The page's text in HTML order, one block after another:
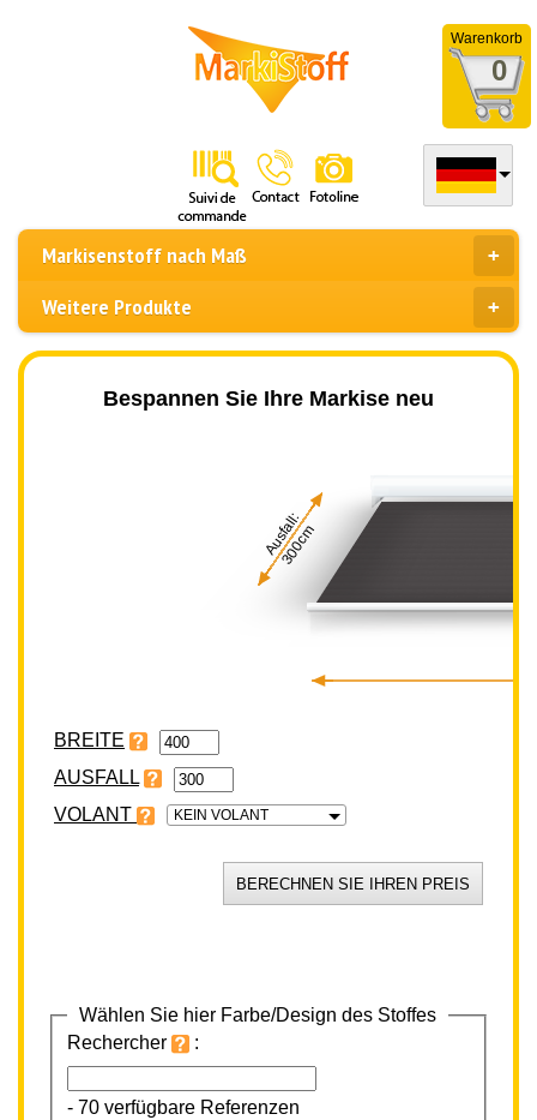
Warenkorb
0
Markisenstoff nach Maß
Weitere Produkte
Bespannen Sie Ihre Markise neu
Ausfall:
300cm
BREITE
VOLANT KEIN VOLANT
Wählen Sie hier Farbe/Design des Stoffes
Rechercher
:
- 70 verfügbare Referenzen